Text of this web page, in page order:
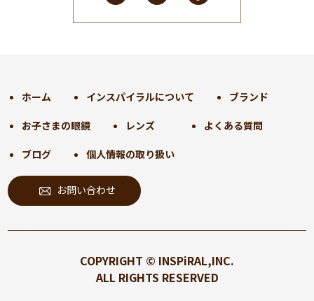
2025年1月
(34)
2024年9月(30)
2024年7月(31)
2024年6月(30)
2024年5月
2024年4月 (32)
2024年2月(31)
2024年1月(45)
2023年12月(31)
ホーム インスパイラルについて ブランド
お子さまの眼鏡 レンズ よくある質問
ブログ 個人情報の取り扱い
お問い合わせ
COPYRIGHT © INSPiRAL,INC.
ALL RIGHTS RESERVED